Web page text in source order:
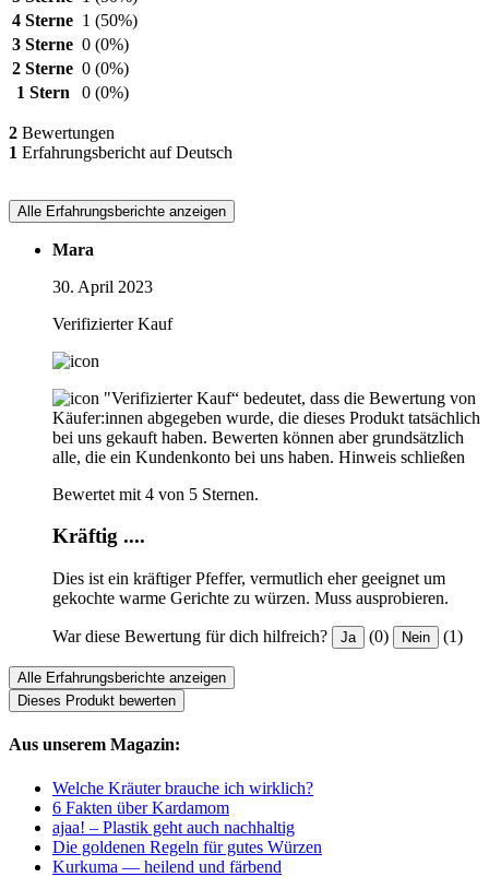
4 Sterne 1 (50%)
3 Sterne 0 (0%)
2 Sterne 0 (0%)
1 Stern
0 (0%)
2 Bewertungen
1 Erfahrungsbericht auf Deutsch
Alle Erfahrungsberichte anzeigen
Mara
30. April 2023
Verifizierter Kauf
"Verifizierter Kauf“ bedeutet, dass die Bewertung von
Käufer:innen abgegeben wurde, die dieses Produkt tatsächlich
bei uns gekauft haben. Bewerten können aber grundsätzlich
alle, die ein Kundenkonto bei uns haben. Hinweis schließen
Bewertet mit 4 von 5 Sternen.
Kräftig ....
Dies ist ein kräftiger Pfeffer, vermutlich eher geeignet um
gekochte warme Gerichte zu würzen. Muss ausprobieren.
War diese Bewertung für dich hilfreich? Ja (0) Nein (1)
Alle Erfahrungsberichte anzeigen
Dieses Produkt bewerten
Aus unserem Magazin:
Welche Kräuter brauche ich wirklich?
6 Fakten über Kardamom
ajaa! – Plastik geht auch nachhaltig
Die goldenen Regeln für gutes Würzen
Kurkuma — heilend und färbend